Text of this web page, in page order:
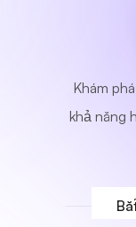
Khám
khả năng